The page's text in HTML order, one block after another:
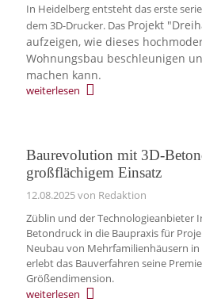
In Heidelberg entsteht das erste
dem 3D-Drucker. Das Projekt
aufzeigen, wie dieses
Wohnungsbau beschleunigen
machen kann.
weiterlesen
Baurevolution mit 3D-
großflächigem Einsatz
12.08.2025von Redaktion
Züblin und der Technologieanbieter
Betondruck in die Baupraxis für
Neubau von Mehrfamilienhäusern
erlebt das Bauverfahren seine
Größendimension.
weiterlesen